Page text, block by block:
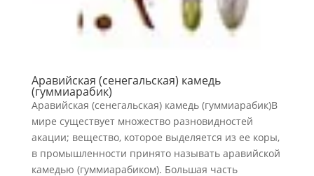
Аравийская (сенегальская) камедь
(гуммиарабик)
Аравийская (сенегальская) камедь (гуммиарабик)В
мире существует множество разновидностей
акации; вещество, которое выде­ляется из ее коры,
в промышленности принято называть аравийской
камедью (гум­миарабиком). Большая часть